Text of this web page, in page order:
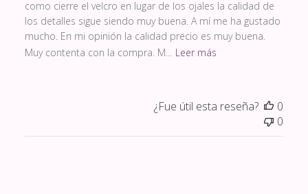
como cierre el velcro en lugar de los ojales la calidad de
los detalles sigue siendo muy buena. A mí me ha gustado
mucho. En mi opinión la calidad precio es muy buena.
Muy contenta con la compra. M...
Leer más
¿Fue útil esta reseña?
0
0